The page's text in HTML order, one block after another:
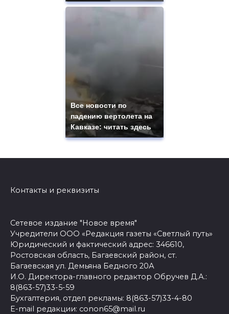
Все новости по
падению вертолета на
Кавказе: читать здесь
Контакты и реквизиты
Сетевое издание "Новое время"
Учредители ООО «Редакция газеты «Светлый путь»
Юридический и фактический адрес: 346610,
Ростовская область, Багаевский район, ст.
Багаевская ул. Демьяна Бедного 20А
И.О. Директора-главного редактор Обручев Д.А.:
8(863-57)33-5-59
Бухгалтерия, отдел рекламы: 8(863-57)33-4-80
E-mail редакции: conon65@mail.ru